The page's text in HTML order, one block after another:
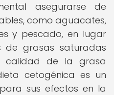
asegurarse de
como aguacates,
y pescado, en lugar
de grasas saturadas
calidad de la grasa
cetogénica es un
sus efectos en la